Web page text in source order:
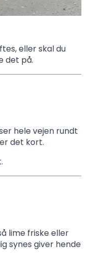
eller skal du
det på.
hele vejen rundt
det kort.
lime friske eller
synes giver hende